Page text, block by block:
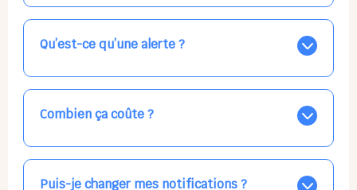
Nos places libres au quotidien sont affichées jour par
jour dans le calendrier ci-dessus, EN BLEU. Tapez sur
celle qui vous intéresse, choisissez vos horaires, et la
confirmation est immédiate ! Vos accueils
Qu’est-ce qu’une alerte ?
Vous avez besoin d'une solution d'accueil pour une
date précise, ou pour un jour régulier dans la semaine,
mais les places disponibles EN BLEU ne correspondent
pas ? Créez une alerte ponctuelle ou récurrente, ainsi
Combien ça coûte ?
Votre accueil est normalement facturé par la direction
de la crèche, en fin de mois, selon votre taux horaire
habituel. N'hésitez pas à confirmer directement avec
Puis-je changer mes notifications ?